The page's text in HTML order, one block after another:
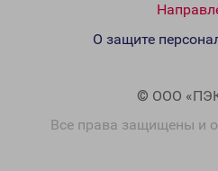
© ООО
Все права защищены и
О защите